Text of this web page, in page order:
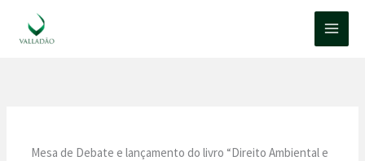
Mesa de Debate e lançamento do livro “Direito Ambiental e